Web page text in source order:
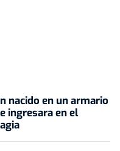
nacido en un armario
ingresara en el